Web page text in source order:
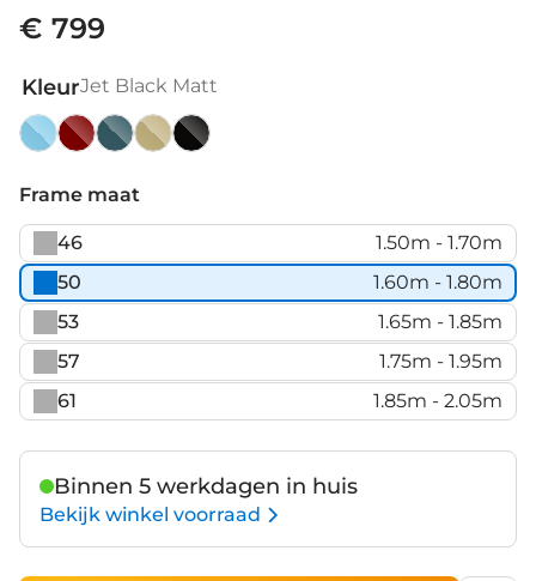
€ 799
KleurJet Black Matt
BlueRed
Matte
Juniper
Green
Sand
Matt
Frame maat
46
1.50m - 1.70m
50
1.60m - 1.80m
53
1.65m - 1.85m
57
1.75m - 1.95m
61
1.85m - 2.05m
Binnen 5 werkdagen in huis
Bekijk winkel voorraad